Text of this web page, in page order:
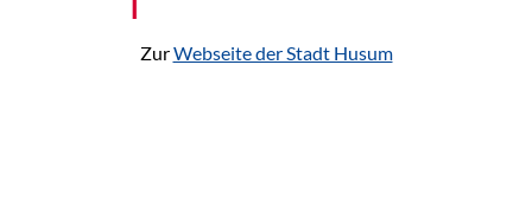
ZurWebseite der Stadt Husum